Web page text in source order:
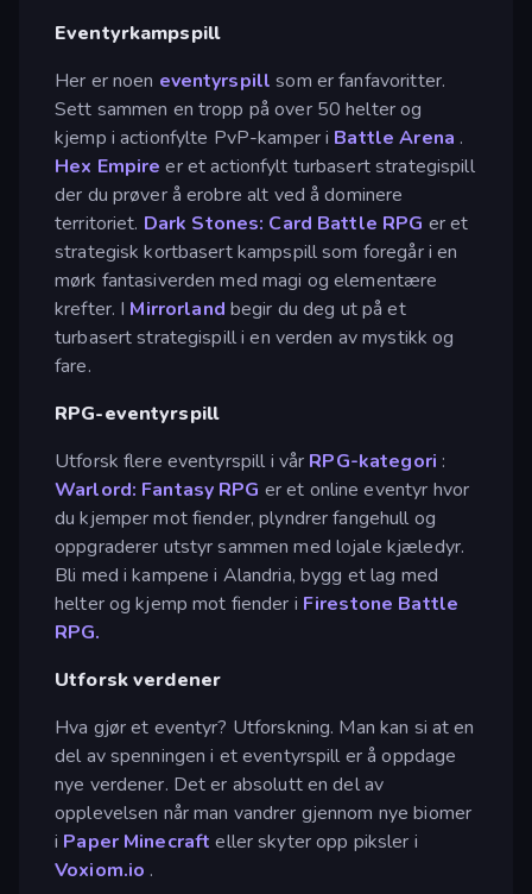
Eventyrkampspill
Her er noen eventyrspill som er fanfavoritter.
Sett sammen en tropp på over 50 helter og
kjemp i actionfylte PvP-kamper i Battle Arena .
Hex Empire er et actionfylt turbasert strategispill
der du prøver å erobre alt ved å dominere
territoriet. Dark Stones: Card Battle RPG er et
strategisk kortbasert kampspill som foregår i en
mørk fantasiverden med magi og elementære
krefter. I Mirrorland begir du deg ut på et
turbasert strategispill i en verden av mystikk og
fare.
RPG-eventyrspill
Utforsk flere eventyrspill i vår RPG-kategori :
Warlord: Fantasy RPG er et online eventyr hvor
du kjemper mot fiender, plyndrer fangehull og
oppgraderer utstyr sammen med lojale kjæledyr.
Bli med i kampene i Alandria, bygg et lag med
helter og kjemp mot fiender i Firestone Battle
RPG.
Utforsk verdener
Hva gjør et eventyr? Utforskning. Man kan si at en
del av spenningen i et eventyrspill er å oppdage
nye verdener. Det er absolutt en del av
opplevelsen når man vandrer gjennom nye biomer
i Paper Minecraft eller skyter opp piksler i
Voxiom.io .